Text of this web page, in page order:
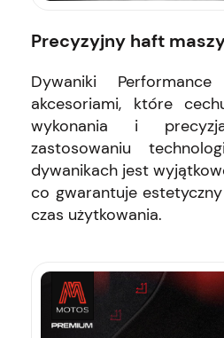
Precyzyjny haft
Dywaniki
akcesoriami, które
wykonania i
zastosowaniu
dywanikach jest
co gwarantuje
czas użytkowania.